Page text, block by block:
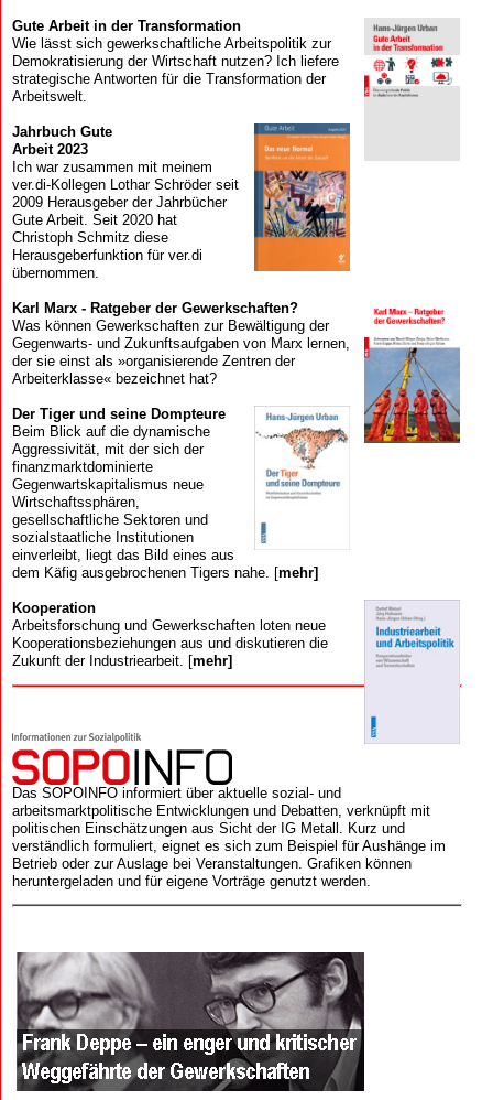
Gute Arbeit in der Transformation
Wie lässt sich gewerkschaftliche Arbeitspolitik zur
Demokratisierung der Wirtschaft nutzen? Ich liefere
strategische Antworten für die Transformation der
Arbeitswelt.
Jahrbuch Gute
Arbeit 2023
Ich war zusammen mit meinem
ver.di-Kollegen Lothar Schröder seit
2009 Herausgeber der Jahrbücher
Gute Arbeit. Seit 2020 hat
Christoph Schmitz diese
Herausgeberfunktion für ver.di
übernommen.
Karl Marx - Ratgeber der Gewerkschaften?
Was können Gewerkschaften zur Bewältigung der
Gegenwarts- und Zukunftsaufgaben von Marx lernen,
der sie einst als »organisierende Zentren der
Arbeiterklasse« bezeichnet hat?
Der Tiger und seine Dompteure
Beim Blick auf die dynamische
Aggressivität, mit der sich der
finanzmarkt­dominierte
Gegenwartskapitalismus neue
Wirtschaftssphären,
gesellschaftliche Sektoren und
sozialstaatliche Institutionen
einverleibt, liegt das Bild eines aus
dem Käfig ausgebrochenen Tigers nahe. [mehr]
Kooperation
Arbeits­forschung und Gewerk­schaften loten neue
Kooperations­beziehungen aus und diskutieren die
Zukunft der Industriearbeit. [mehr]
Das SOPOINFO informiert über aktuelle sozial- und
arbeitsmarktpolitische Entwicklungen und Debatten, verknüpft mit
politischen Einschätzungen aus Sicht der IG Metall. Kurz und
verständlich formuliert, eignet es sich zum Beispiel für Aushänge im
Betrieb oder zur Auslage bei Veranstaltungen. Grafiken können
heruntergeladen und für eigene Vorträge genutzt werden.